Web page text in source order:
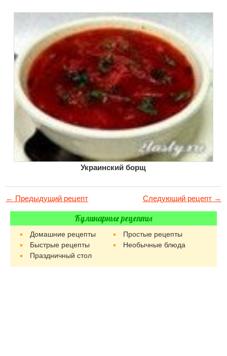
Украинский борщ
← Предыдущий рецепт Следующий рецепт →
Кулинарные рецепты
Домашние рецепты
Простые рецепты
Быстрые рецепты
Необычные блюда
Праздничный стол